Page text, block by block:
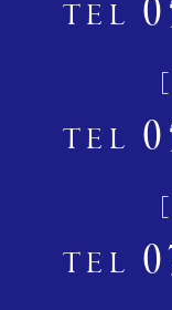
TEL
TEL
TEL